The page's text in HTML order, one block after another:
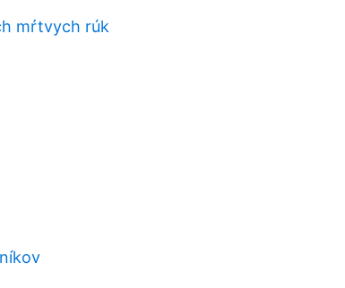
mŕtvych rúk